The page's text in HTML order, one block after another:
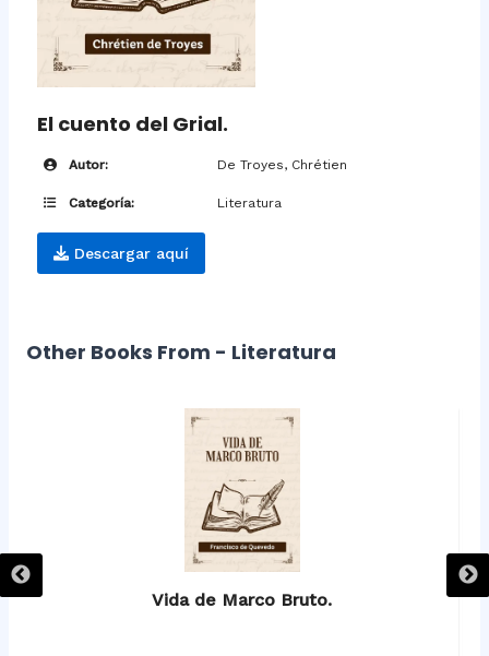
El cuento del Grial.
Autor: De Troyes, Chrétien
Categoría: Literatura
Descargar aquí
Other Books From - Literatura
Vida de Marco Bruto.